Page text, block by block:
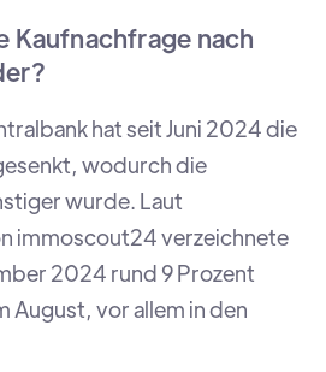
Kaufnachfrage nach
hat seit Juni 2024 die
wodurch die
wurde. Laut
immoscout24 verzeichnete
2024 rund 9 Prozent
August, vor allem in den